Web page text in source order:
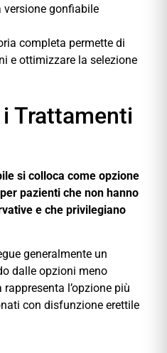
versione gonfiabile
completa permette di
e ottimizzare la selezione
Trattamenti
si colloca come opzione
pazienti che non hanno
e che privilegiano
generalmente un
dalle opzioni meno
l’opzione più
con disfunzione erettile